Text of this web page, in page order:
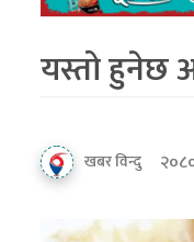
यस्तो हुनेछ
खबर विन्दु